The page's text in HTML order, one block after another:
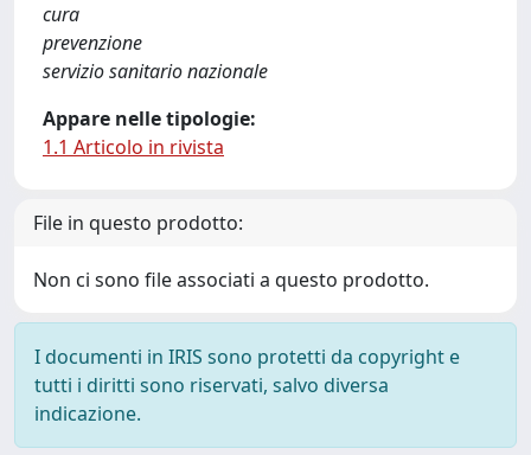
cura
prevenzione
servizio sanitario nazionale
Appare nelle tipologie:
1.1 Articolo in rivista
File in questo prodotto:
Non ci sono file associati a questo prodotto.
I documenti in IRIS sono protetti da copyright e
tutti i diritti sono riservati, salvo diversa
indicazione.